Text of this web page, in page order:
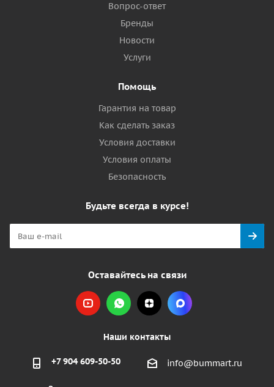
Вопрос-ответ
Бренды
Новости
Услуги
Помощь
Гарантия на товар
Как сделать заказ
Условия доставки
Условия оплаты
Безопасность
Будьте всегда в курсе!
Оставайтесь на связи
Наши контакты
+7 904 609-50-50 info@bummart.ru